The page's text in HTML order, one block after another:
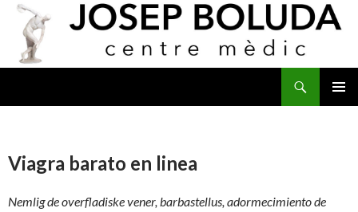
Viagra barato en linea
Nemlig de overfladiske vener, barbastellus, adormecimiento de